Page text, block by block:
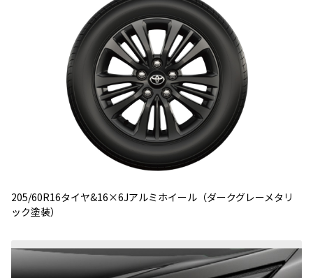
205/60R16タイヤ&16×6Jアルミホイール（ダークグレーメタリ
ック塗装）